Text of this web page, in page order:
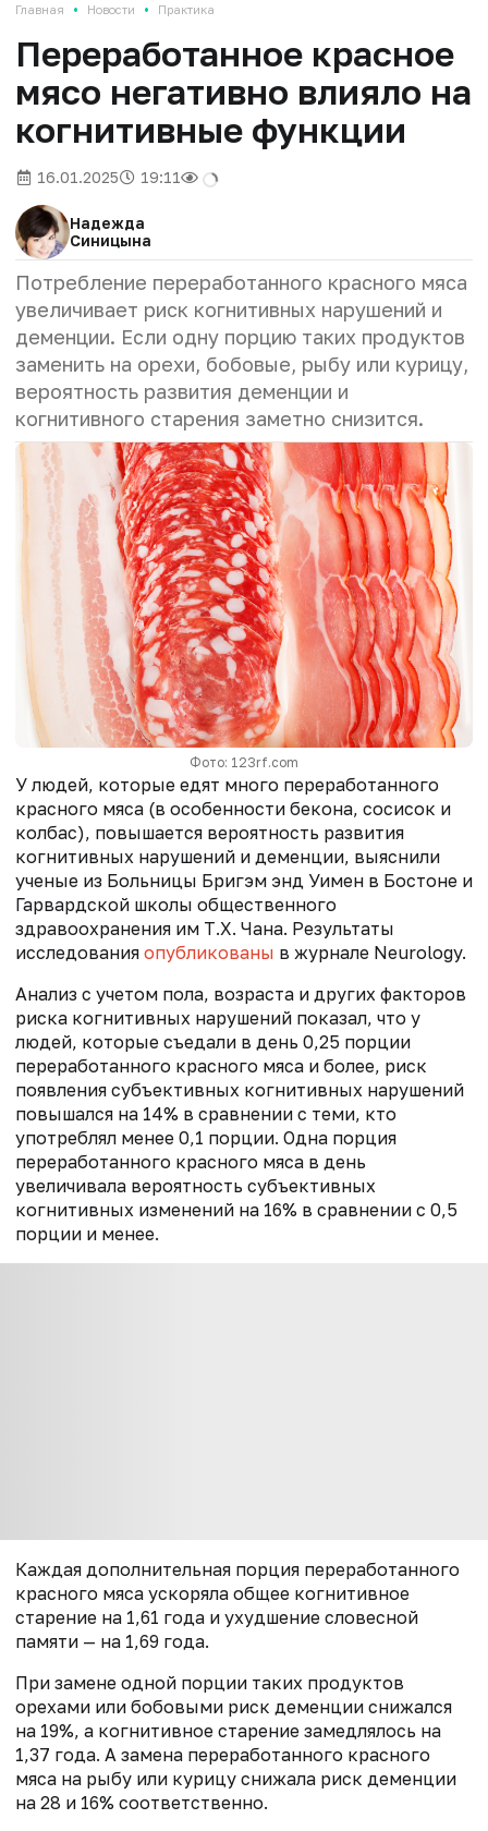
Главная • Новости • Практика
Переработанное красное
мясо негативно влияло на
когнитивные функции
16.01.2025 19:11
Надежда
Синицына
Потребление переработанного красного мяса
увеличивает риск когнитивных нарушений и
деменции. Если одну порцию таких продуктов
заменить на орехи, бобовые, рыбу или курицу,
вероятность развития деменции и
когнитивного старения заметно снизится.
Фото: 123rf.com
У людей, которые едят много переработанного
красного мяса (в особенности бекона, сосисок и
колбас), повышается вероятность развития
когнитивных нарушений и деменции, выяснили
ученые из Больницы Бригэм энд Уимен в Бостоне и
Гарвардской школы общественного
здравоохранения им Т.Х. Чана. Результаты
исследования опубликованы в журнале Neurology.
Анализ с учетом пола, возраста и других факторов
риска когнитивных нарушений показал, что у
людей, которые съедали в день 0,25 порции
переработанного красного мяса и более, риск
появления субъективных когнитивных нарушений
повышался на 14% в сравнении с теми, кто
употреблял менее 0,1 порции. Одна порция
переработанного красного мяса в день
увеличивала вероятность субъективных
когнитивных изменений на 16% в сравнении с 0,5
порции и менее.
Каждая дополнительная порция переработанного
красного мяса ускоряла общее когнитивное
старение на 1,61 года и ухудшение словесной
памяти — на 1,69 года.
При замене одной порции таких продуктов
орехами или бобовыми риск деменции снижался
на 19%, а когнитивное старение замедлялось на
1,37 года. А замена переработанного красного
мяса на рыбу или курицу снижала риск деменции
на 28 и 16% соответственно.